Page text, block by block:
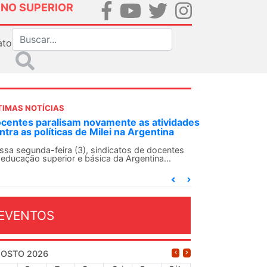
SUPERIOR
NOTÍCIAS
SN convoca docentes para Dia de
Internacionalista com Cuba em
de agosto
SN conclama suas seções sindicais e o